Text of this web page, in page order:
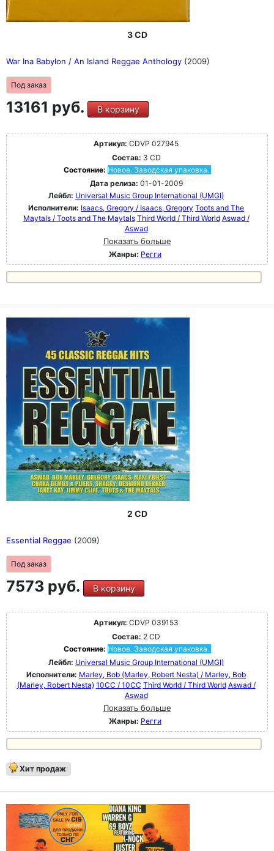
3 CD
War Ina Babylon / An Island Reggae Anthology (2009)
Под заказ
13161 руб. В корзину
Артикул: CDVP 027945
Состав: 3 CD
Состояние: Новое. Заводская упаковка.
Дата релиза: 01-01-2009
Лейбл: Universal Music Group International (UMGI)
Исполнители: Isaacs, Gregory / Isaacs, Gregory Toots and The
Maytals / Toots and The Maytals Third World / Third World Aswad /
Aswad
Показать больше
Жанры: Регги
2 CD
Essential Reggae (2009)
Под заказ
7573 руб. В корзину
Артикул: CDVP 039153
Состав: 2 CD
Состояние: Новое. Заводская упаковка.
Лейбл: Universal Music Group International (UMGI)
Исполнители: Marley, Bob (Marley, Robert Nesta) / Marley, Bob
(Marley, Robert Nesta) 10CC / 10CC Third World / Third World Aswad /
Aswad
Показать больше
Жанры: Регги
Хит продаж